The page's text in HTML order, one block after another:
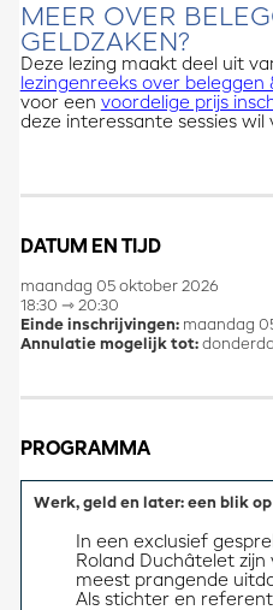
MEER OVER
GELDZAKEN?
Deze lezing maakt deel uit
lezingenreeks over beleggen
voor een voordelige prijs
deze interessante sessies wil
DATUM EN TIJD
maandag 05 oktober 2026
18:30 ⇾ 20:30
Einde inschrijvingen: maandag
Annulatie mogelijk tot:
PROGRAMMA
Werk, geld en later: een blik
In een exclusief
Roland Duchâtelet zijn
meest prangende
Als stichter en